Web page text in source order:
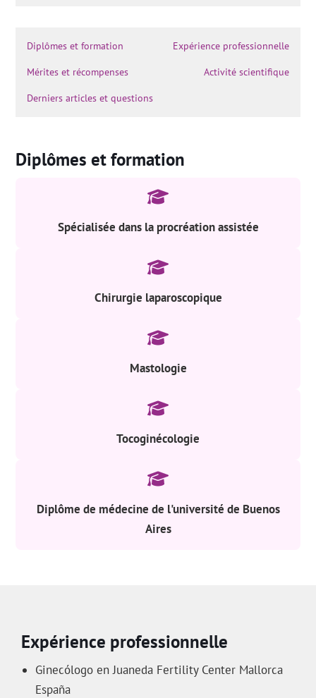
Diplômes et formation Expérience professionnelle
Mérites et récompenses Activité scientifique
Derniers articles et questions
Diplômes et formation
Spécialisée dans la procréation assistée
Chirurgie laparoscopique
Mastologie
Tocoginécologie
Diplôme de médecine de l'université de Buenos
Aires
Expérience professionnelle
Ginecólogo en Juaneda Fertility Center Mallorca
España